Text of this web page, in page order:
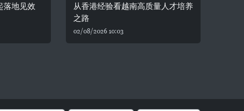
落地见效
从香港经验看越南高质量人才培养
之路
02/08/2026 10:03